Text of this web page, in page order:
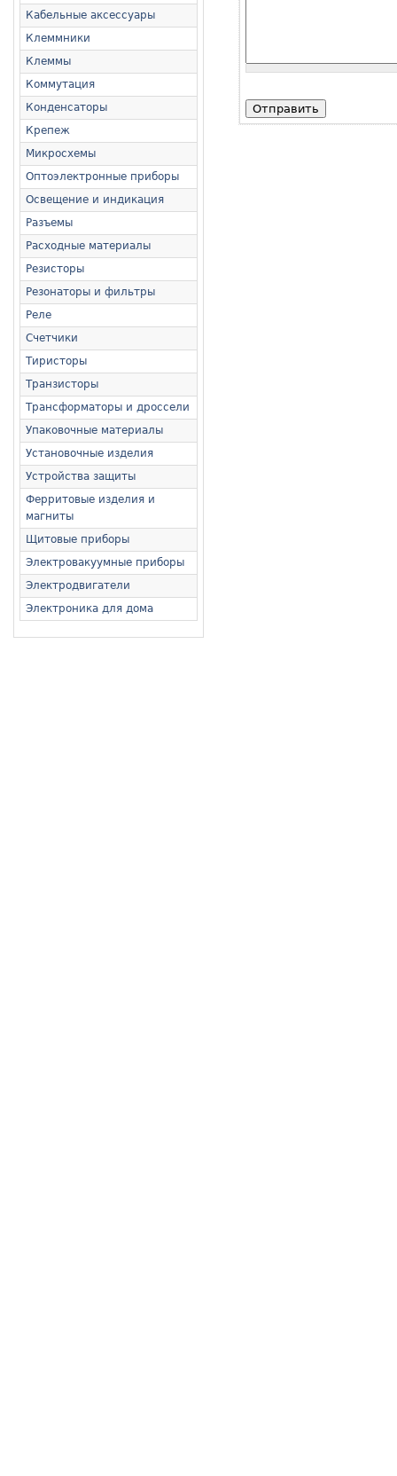
Кабельные аксессуары
Клеммники
Клеммы
Коммутация
Конденсаторы
Крепеж
Микросхемы
Оптоэлектронные приборы
Освещение и индикация
Разъемы
Расходные материалы
Резисторы
Резонаторы и фильтры
Реле
Счетчики
Тиристоры
Транзисторы
Трансформаторы и дроссели
Упаковочные материалы
Установочные изделия
Устройства защиты
Ферритовые изделия и
магниты
Щитовые приборы
Электровакуумные приборы
Электродвигатели
Электроника для дома